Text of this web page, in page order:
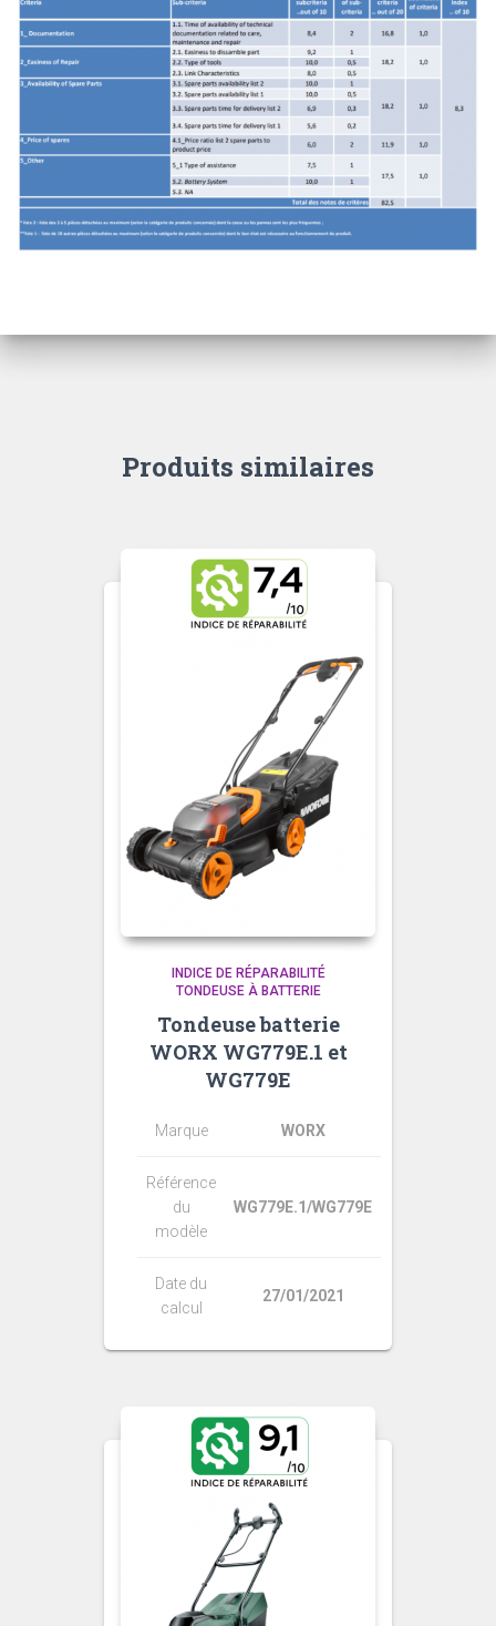
Produits similaires
INDICE DE RÉPARABILITÉ
TONDEUSE À BATTERIE
Tondeuse batterie
WORX WG779E.1 et
WG779E
Marque WORX
Référence
du
modèle
WG779E.1/WG779E
Date du
calcul
27/01/2021